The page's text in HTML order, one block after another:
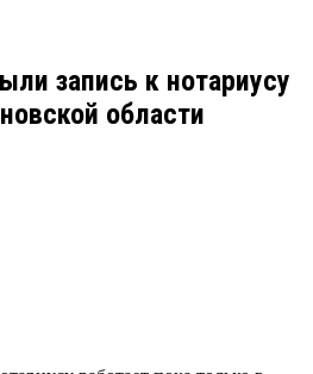
запись к нотариусу
области